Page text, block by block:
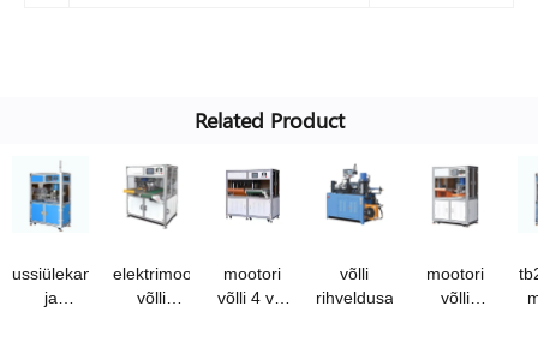
Related Product
ussiülekanne
ja
elektrimootori
võlli
mootori
võlli 4 või
võlli
rihveldusautomaat
mootori
võlli